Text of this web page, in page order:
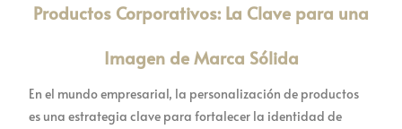
Productos Corporativos: La Clave para una
Imagen de Marca Sólida
En el mundo empresarial, la personalización de productos
es una estrategia clave para fortalecer la identidad de